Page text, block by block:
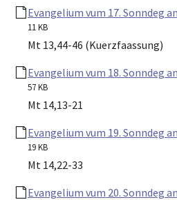
Evangelium vum 17. Sonndeg
11 KB
Mt 13,44-46 (Kuerzfaassung)
Evangelium vum 18. Sonndeg
57 KB
Mt 14,13-21
Evangelium vum 19. Sonndeg
19 KB
Mt 14,22-33
Evangelium vum 20. Sonndeg